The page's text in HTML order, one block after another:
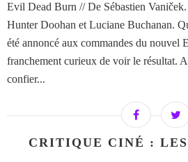
Evil Dead Burn // De Sébastien
Hunter Doohan et Luciane Buchanan.
été annoncé aux commandes du nouvel
franchement curieux de voir le résultat.
confier...
CRITIQUE CINÉ :